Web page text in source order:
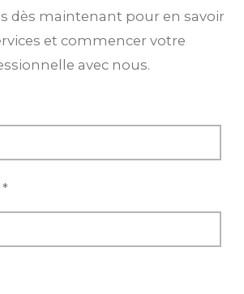
dès maintenant pour en savoir
et commencer votre
avec nous.